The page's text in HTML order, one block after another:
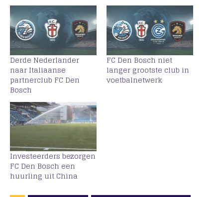
Derde Nederlander
naar Italiaanse
partnerclub FC Den
Bosch
FC Den Bosch niet
langer grootste club in
voetbalnetwerk
Investeerders bezorgen
FC Den Bosch een
huurling uit China